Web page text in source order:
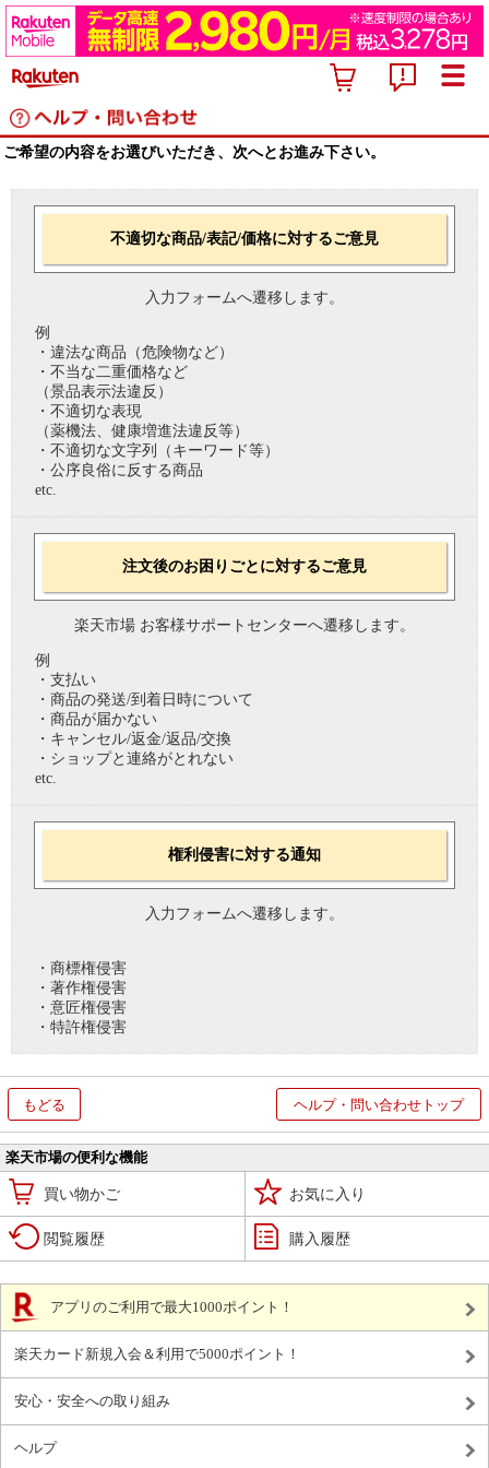
ご希望の内容をお選びいただき、次へとお進み下さい。
不適切な商品/表記/価格に対するご意見
入力フォームへ遷移します。
例
・違法な商品（危険物など）
・不当な二重価格など
（景品表示法違反）
・不適切な表現
（薬機法、健康増進法違反等）
・不適切な文字列（キーワード等）
・公序良俗に反する商品
etc.
注文後のお困りごとに対するご意見
楽天市場 お客様サポートセンターへ遷移します。
例
・支払い
・商品の発送/到着日時について
・商品が届かない
・キャンセル/返金/返品/交換
・ショップと連絡がとれない
etc.
権利侵害に対する通知
入力フォームへ遷移します。
・商標権侵害
・著作権侵害
・意匠権侵害
・特許権侵害
もどる ヘルプ・問い合わせトップ
楽天市場の便利な機能
買い物かご お気に入り
閲覧履歴 購入履歴
アプリのご利用で最大1000ポイント！
楽天カード新規入会＆利用で5000ポイント！
安心・安全への取り組み
ヘルプ